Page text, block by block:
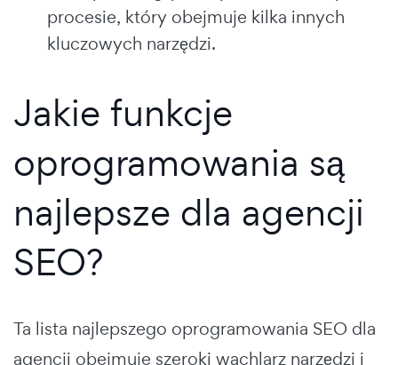
procesie, który obejmuje kilka innych
kluczowych narzędzi.
Jakie funkcje
oprogramowania są
najlepsze dla agencji
SEO?
Ta lista najlepszego oprogramowania SEO dla
agencji obejmuje szeroki wachlarz narzędzi i